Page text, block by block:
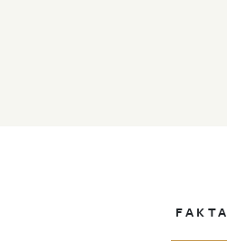
FAKTA